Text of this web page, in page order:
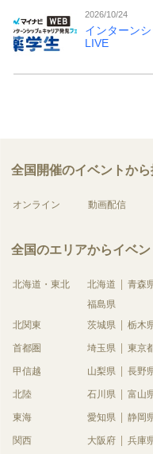
2026/10/24
インターン
LIVE
全国開催のイベントか
オンライン 動画配信
全国のエリアからイベ
北海道・東北 北海道 青森
福島県
北関東
茨城県 栃木
首都圏 埼玉県 東京
甲信越 山梨県 長野
北陸 石川県 富山
東海 愛知県 静岡
関西 大阪府 兵庫